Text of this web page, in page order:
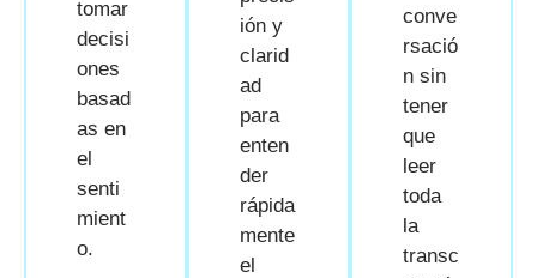
tomar
decisi
ones
basad
as en
el
senti
mient
o.
ión y
clarid
ad
para
enten
der
rápida
mente
el
conve
rsació
n sin
tener
que
leer
toda
la
transc